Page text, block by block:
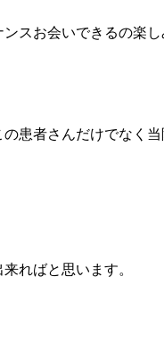
ンスお会いできるの楽
の患者さんだけでなく
ればと思います。